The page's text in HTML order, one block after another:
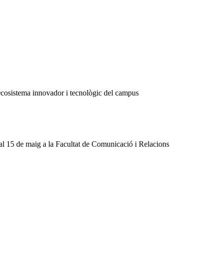
innovador i tecnològic del campus
15 de maig a la Facultat de Comunicació i Relacions